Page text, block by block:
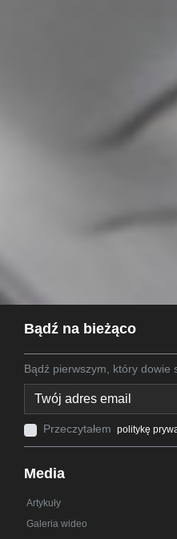
Bądź na bieżąco
Bądź pierwszym, który dowie
Przeczytałem politykę
Media
Artykuły
Galeria wideo